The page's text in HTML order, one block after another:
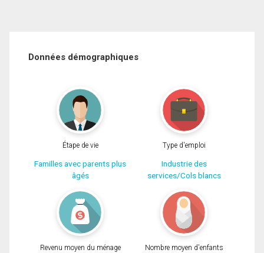
Données démographiques
Étape de vie
Familles avec parents plus
âgés
Type d'emploi
Industrie des
services/Cols blancs
Revenu moyen du ménage Nombre moyen d'enfants